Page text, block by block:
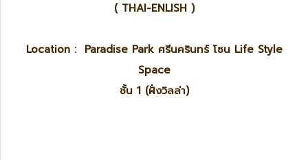
( THAI-ENLISH )
Location : Paradise Park ศรีนครินทร์ โซน Life Style
Space
ชั้น 1 (ฝั่งวิลล่า)